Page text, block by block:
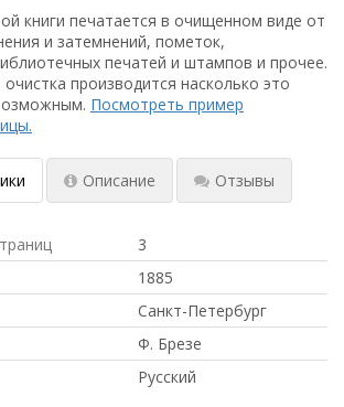
книги печатается в очищенном виде от
и затемнений, пометок,
печатей и штампов и прочее.
производится насколько это
Посмотреть пример
Описание Отзывы
3
1885
Санкт-Петербург
Ф. Брезе
Русский